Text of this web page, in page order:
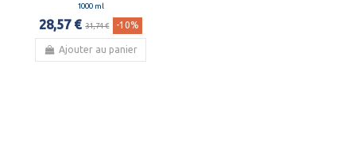
1000 ml
28,57 € 31,74 € -10%
Ajouter au panier